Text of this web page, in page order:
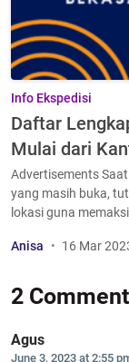
Info Ekspedisi
Daftar
Mulai dari
Advertisements
yang masih buka,
lokasi guna
Anisa 16 Mar
2
Agus
June 3, 2023 at 2:55